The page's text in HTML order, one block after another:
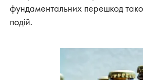
фундаментальних перешкод
подій.